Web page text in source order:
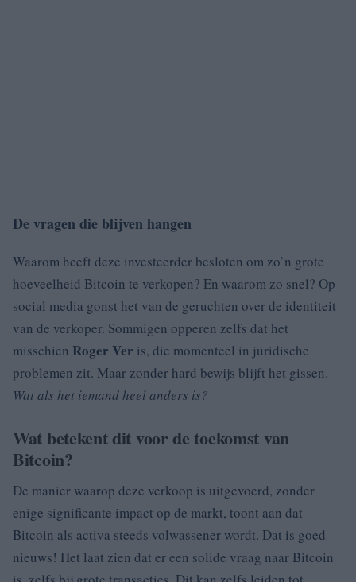
De vragen die blijven hangen
Waarom heeft deze investeerder besloten om zo’n grote
hoeveelheid Bitcoin te verkopen? En waarom zo snel? Op
social media gonst het van de geruchten over de identiteit
van de verkoper. Sommigen opperen zelfs dat het
misschien Roger Ver is, die momenteel in juridische
problemen zit. Maar zonder hard bewijs blijft het gissen.
Wat als het iemand heel anders is?
Wat betekent dit voor de toekomst van
Bitcoin?
De manier waarop deze verkoop is uitgevoerd, zonder
enige significante impact op de markt, toont aan dat
Bitcoin als activa steeds volwassener wordt. Dat is goed
nieuws! Het laat zien dat er een solide vraag naar Bitcoin